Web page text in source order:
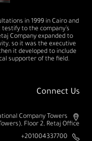
in 1999 in Cairo and
to the company’s
Company expanded to
so it was the executive
it developed to include
supporter of the field.
Connect Us
Company Towers
Floor 2, Retaj Office
201004337700+